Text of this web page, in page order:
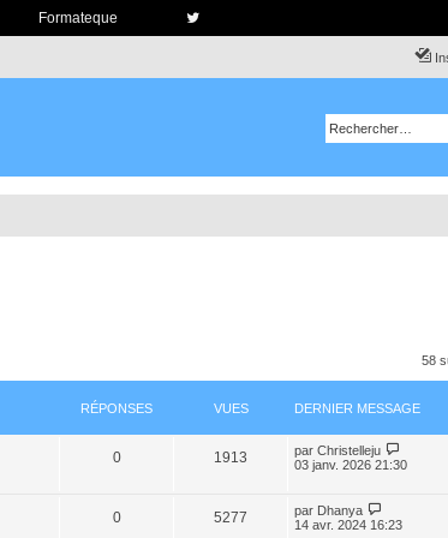
Formateque
58
RÉPONSES VUES DERNIER MESSAGE
0 1913 par Christelleju
03 janv. 2026 21:30
0 5277 par Dhanya
14 avr. 2024 16:23